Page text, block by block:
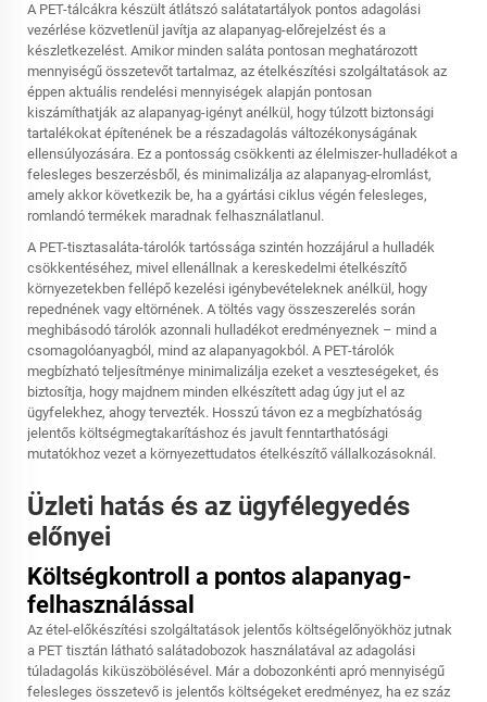
A PET-tálcákra készült átlátszó salátatartályok pontos adagolási
vezérlése közvetlenül javítja az alapanyag-előrejelzést és a
készletkezelést. Amikor minden saláta pontosan meghatározott
mennyiségű összetevőt tartalmaz, az ételkészítési szolgáltatások az
éppen aktuális rendelési mennyiségek alapján pontosan
kiszámíthatják az alapanyag-igényt anélkül, hogy túlzott biztonsági
tartalékokat építenének be a részadagolás változékonyságának
ellensúlyozására. Ez a pontosság csökkenti az élelmiszer-hulladékot a
felesleges beszerzésből, és minimalizálja az alapanyag-elromlást,
amely akkor következik be, ha a gyártási ciklus végén felesleges,
romlandó termékek maradnak felhasználatlanul.
A PET-tisztasaláta-tárolók tartóssága szintén hozzájárul a hulladék
csökkentéséhez, mivel ellenállnak a kereskedelmi ételkészítő
környezetekben fellépő kezelési igénybevételeknek anélkül, hogy
repednének vagy eltörnének. A töltés vagy összeszerelés során
meghibásodó tárolók azonnali hulladékot eredményeznek – mind a
csomagolóanyagból, mind az alapanyagokból. A PET-tárolók
megbízható teljesítménye minimalizálja ezeket a veszteségeket, és
biztosítja, hogy majdnem minden elkészített adag úgy jut el az
ügyfelekhez, ahogy tervezték. Hosszú távon ez a megbízhatóság
jelentős költségmegtakarításhoz és javult fenntarthatósági
mutatókhoz vezet a környezettudatos ételkészítő vállalkozásoknál.
Üzleti hatás és az ügyfélegyedés
előnyei
Költségkontroll a pontos alapanyag-
felhasználással
Az étel-előkészítési szolgáltatások jelentős költségelőnyökhöz jutnak
a PET tisztán látható salátadobozok használatával az adagolási
túladagolás kiküszöbölésével. Már a dobozonkénti apró mennyiségű
felesleges összetevő is jelentős költségeket eredményez, ha ez száz